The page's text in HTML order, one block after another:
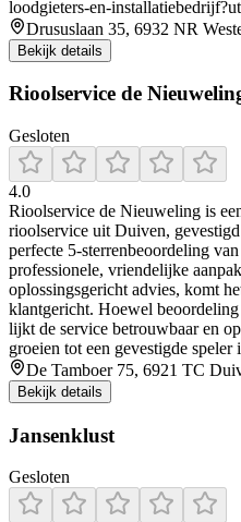
loodgieters-en-
Drususlaan 35, 6932 NR
Bekijk details
Rioolservice de
Gesloten
4.0
Rioolservice de Nieuweling is
rioolservice uit Duiven,
perfecte 5‑sterrenbeoordeling
professionele, vriendelijke
oplossingsgericht advies, komt
klantgericht. Hoewel
lijkt de service betrouwbaar en
groeien tot een gevestigde speler
De Tamboer 75, 6921 TC
Bekijk details
Jansenklust
Gesloten